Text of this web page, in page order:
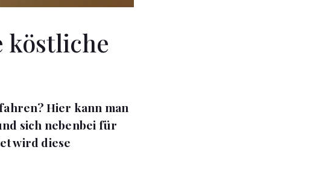
köstliche
Hier kann man
sich nebenbei für
wird diese